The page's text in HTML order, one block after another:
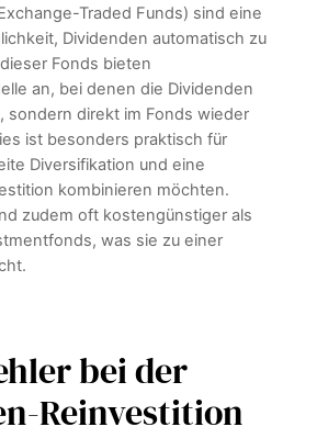
Traded Funds) sind eine
Dividenden automatisch zu
Fonds bieten
an, bei denen die Dividenden
sondern direkt im Fonds wieder
ist besonders praktisch für
Diversifikation und eine
kombinieren möchten.
zudem oft kostengünstiger als
was sie zu einer
bei der
Reinvestition